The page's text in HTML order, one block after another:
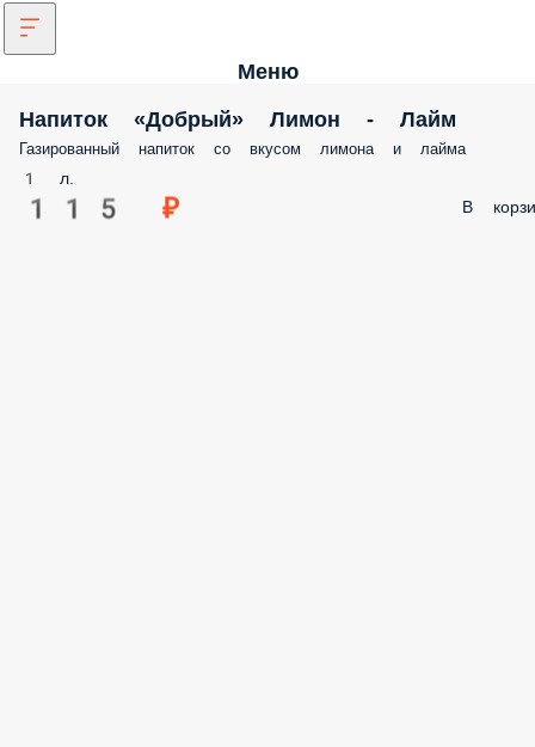
Меню
Напиток «Добрый» Лимон - Лайм
Газированный напиток со вкусом лимона и лайма
1 л.
115 ₽ В